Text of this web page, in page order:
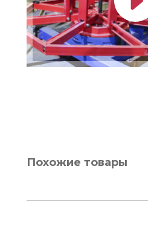
Похожие товары